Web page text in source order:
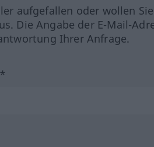
aufgefallen oder wollen
Die Angabe der E-Mail-
Ihrer Anfrage.